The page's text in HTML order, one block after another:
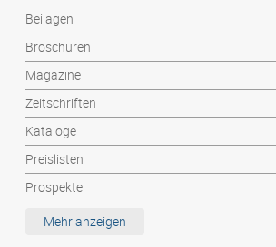
Beilagen
Broschüren
Magazine
Zeitschriften
Kataloge
Preislisten
Prospekte
Etiketten / MemoStick®
Mehr anzeigen